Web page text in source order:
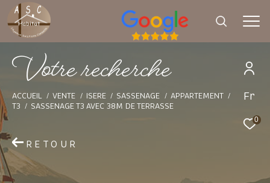
Fr
0
Voterecherche
ACCUEIL VENTE ISERE SASSENAGE
APPARTEMENT
T3
SASSENAGE T3 AVEC 38M DE TERRASSE
RETOUR
Effectuer une recherche
Type d'offre